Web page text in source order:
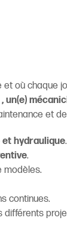
où
et
et hydraulique.
.
modèles.
continues.
différents